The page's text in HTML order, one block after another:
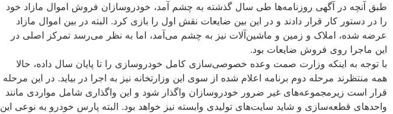
طبق آنچه در آگهی روزنامه‌ها طی سال گذشته به چشم آمد، خودروسازان فروش اموال مازاد خود
را در دستور کار قرار دادند و در این بین ضایعات نقش اول را بازی کرد. البته در بین اموال مازاد
عرضه شده، املاک و زمین و ماشین‌آلات نیز به چشم می‌آمد، اما به نظر می‌رسد تمرکز اصلی در
این ماجرا روی فروش ضایعات بود.
با توجه به اینکه وزارت صمت وعده خصوصی‌سازی کامل خودروسازی را تا پایان سال داده، حالا
همه منتظرند مرحله دوم برنامه اعلام شده از سوی این وزارتخانه نیز به اجرا در بیاید. در این مرحله
قرار است زیرمجموعه‌های غیر ضرور خودروسازان واگذار شود و این واگذاری شامل مواردی مانند
واحدهای قطعه‌سازی و شاید سایت‌های تولیدی وابسته نیز خواهد بود. البته پارس خودرو به نوعی این